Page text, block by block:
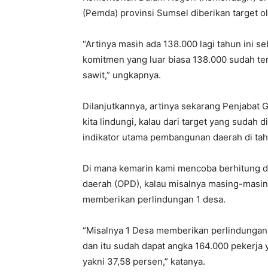
(Pemda) provinsi Sumsel diberikan target
“Artinya masih ada 138.000 lagi tahun ini
komitmen yang luar biasa 138.000 sudah
sawit,” ungkapnya.
Dilanjutkannya, artinya sekarang Penjabat
kita lindungi, kalau dari target yang sudah
indikator utama pembangunan daerah di
Di mana kemarin kami mencoba berhitung
daerah (OPD), kalau misalnya masing-
memberikan perlindungan 1 desa.
“Misalnya 1 Desa memberikan
dan itu sudah dapat angka 164.000
yakni 37,58 persen,” katanya.